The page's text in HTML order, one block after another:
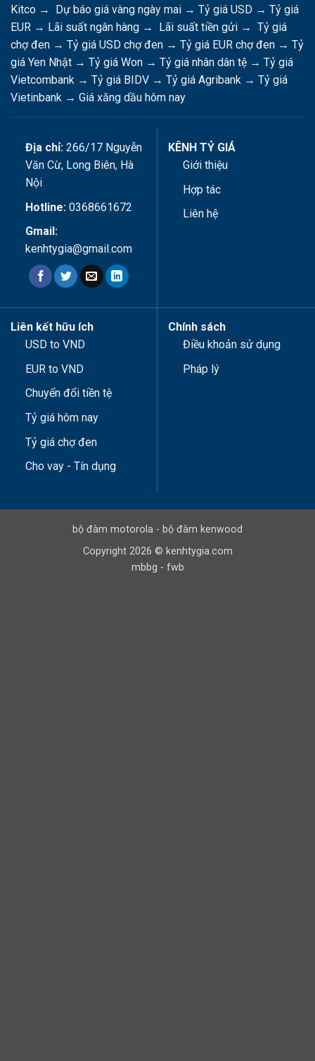
Kitco → Dự báo giá vàng ngày mai → Tỷ giá USD → Tỷ giá
EUR → Lãi suất ngân hàng → Lãi suất tiền gửi → Tỷ giá
chợ đen → Tỷ giá USD chợ đen → Tỷ giá EUR chợ đen → Tỷ
giá Yen Nhật → Tỷ giá Won → Tỷ giá nhân dân tệ → Tỷ giá
Vietcombank → Tỷ giá BIDV → Tỷ giá Agribank → Tỷ giá
Vietinbank → Giá xăng dầu hôm nay
Địa chỉ:266/17 Nguyễn
Văn Cừ, Long Biên, Hà
Nội
Hotline:0368661672
Gmail:
kenhtygia@gmail.com
KÊNH TỶ GIÁ
Giới thiệu
Hợp tác
Liên hệ
Liên kết hữu ích
USD to VND
EUR to VND
Chuyển đổi tiền tệ
Tỷ giá hôm nay
Tỷ giá chợ đen
Cho vay - Tín dụng
Chính sách
Điều khoản sử dụng
Pháp lý
bộ đàm motorola - bộ đàm kenwood
Copyright 2026 © kenhtygia.com
mbbg - fwb